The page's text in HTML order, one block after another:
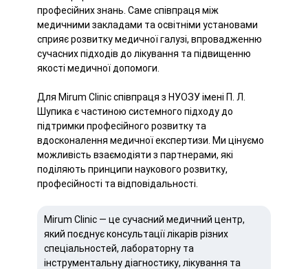
професійних знань. Саме співпраця між
медичними закладами та освітніми установами
сприяє розвитку медичної галузі, впровадженню
сучасних підходів до лікування та підвищенню
якості медичної допомоги.
Для Mirum Clinic співпраця з НУОЗУ імені П. Л.
Шупика є частиною системного підходу до
підтримки професійного розвитку та
вдосконалення медичної експертизи. Ми цінуємо
можливість взаємодіяти з партнерами, які
поділяють принципи наукового розвитку,
професійності та відповідальності.
Mirum Clinic — це сучасний медичний центр,
який поєднує консультації лікарів різних
спеціальностей, лабораторну та
інструментальну діагностику, лікування та